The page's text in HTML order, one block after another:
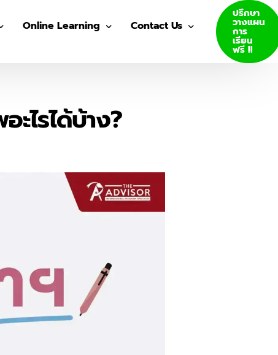
Online Learning
GED E-Books
Contact Us
ปรึกษา
วางแผน
การ
เรียน
ฟรี !!
ะไรได้บ้าง?